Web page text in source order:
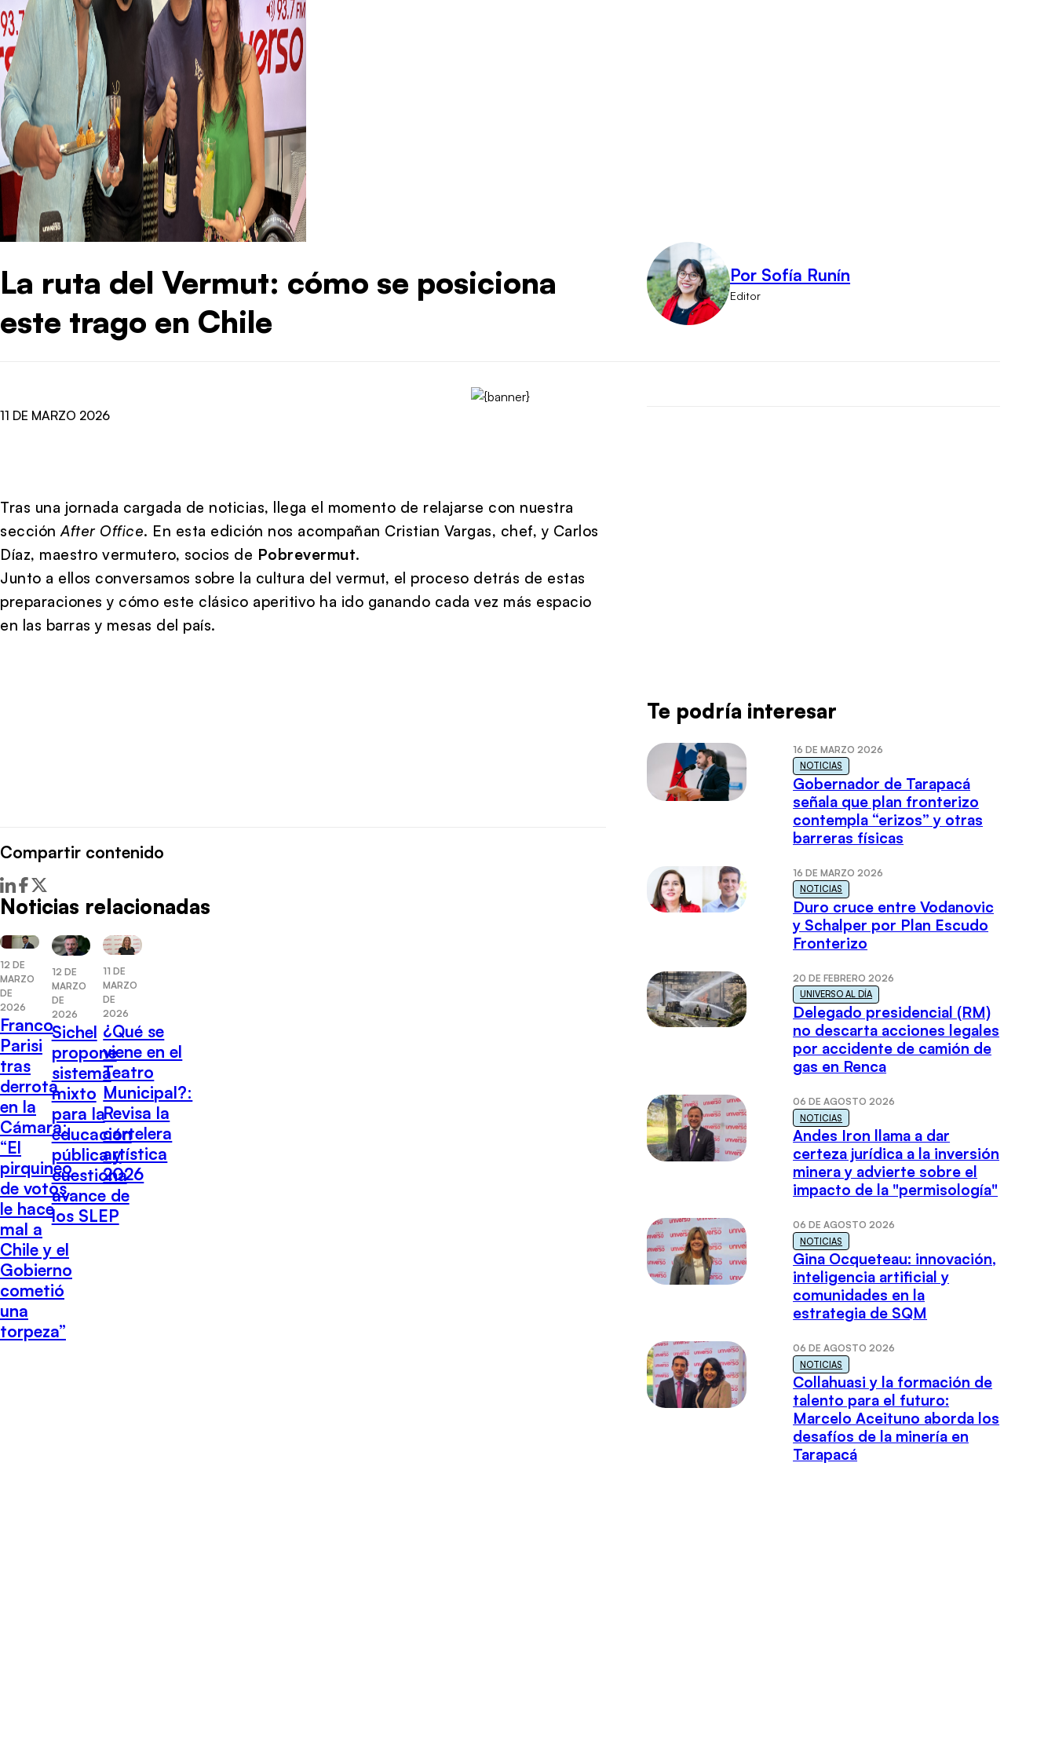
La ruta del Vermut: cómo se posiciona
este trago en Chile
Por Sofía Runín
Editor
11 DE MARZO 2026
Tras una jornada cargada de noticias, llega el momento de relajarse con nuestra
secciónAfter Office. En esta edición nos acompañan Cristian Vargas, chef, y Carlos
Díaz, maestro vermutero, socios de Pobrevermut.
Junto a ellos conversamos sobre la cultura del vermut, el proceso detrás de estas
preparaciones y cómo este clásico aperitivo ha ido ganando cada vez más espacio
en las barras y mesas del país.
Compartir contenido
Noticias relacionadas
12 DE
MARZO
DE
2026
Franco
Parisi
tras
derrota
en la
Cámara:
“El
pirquineo
de votos
le hace
mal a
Chile y el
Gobierno
cometió
una
torpeza”
12 DE
MARZO
DE
2026
Sichel
propone
sistema
mixto
para la
educación
pública y
cuestiona
avance de
los SLEP
11 DE
MARZO
DE
2026
¿Qué se
viene en el
Teatro
Municipal?:
Revisa la
cartelera
artística
2026
Te podría interesar
16 DE MARZO 2026
NOTICIAS
Gobernador de Tarapacá
señala que plan fronterizo
contempla “erizos” y otras
barreras físicas
16 DE MARZO 2026
NOTICIAS
Duro cruce entre Vodanovic
y Schalper por Plan Escudo
Fronterizo
20 DE FEBRERO 2026
UNIVERSO AL DÍA
Delegado presidencial (RM)
no descarta acciones legales
por accidente de camión de
gas en Renca
06 DE AGOSTO 2026
NOTICIAS
Andes Iron llama a dar
certeza jurídica a la inversión
minera y advierte sobre el
impacto de la "permisología"
06 DE AGOSTO 2026
NOTICIAS
Gina Ocqueteau: innovación,
inteligencia artificial y
comunidades en la
estrategia de SQM
06 DE AGOSTO 2026
NOTICIAS
Collahuasi y la formación de
talento para el futuro:
Marcelo Aceituno aborda los
desafíos de la minería en
Tarapacá